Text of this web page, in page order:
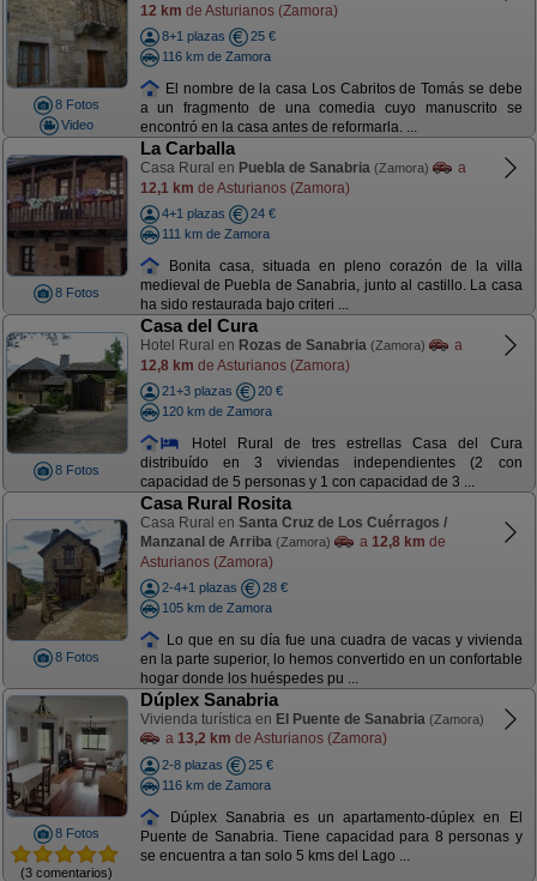
8 Fotos
Video
12 km de Asturianos (Zamora)
8+1 plazas
25 €
116 km de Zamora
El nombre de la casa Los Cabritos de Tomás se debe
a un fragmento de una comedia cuyo manuscrito se
encontró en la casa antes de reformarla. ...
8 Fotos
La Carballa
Casa Rural en Puebla de Sanabria (Zamora)
a
12,1 km de Asturianos (Zamora)
4+1 plazas
24 €
111 km de Zamora
Bonita casa, situada en pleno corazón de la villa
medieval de Puebla de Sanabria, junto al castillo. La casa
ha sido restaurada bajo criteri ...
8 Fotos
Casa del Cura
Hotel Rural en Rozas de Sanabria (Zamora)
a
12,8 km de Asturianos (Zamora)
21+3 plazas
20 €
120 km de Zamora
Hotel Rural de tres estrellas Casa del Cura
distribuído en 3 viviendas independientes (2 con
capacidad de 5 personas y 1 con capacidad de 3 ...
8 Fotos
Casa Rural Rosita
Casa Rural en Santa Cruz de Los Cuérragos /
Manzanal de Arriba (Zamora) a 12,8 km de
Asturianos (Zamora)
2-4+1 plazas
28 €
105 km de Zamora
Lo que en su día fue una cuadra de vacas y vivienda
en la parte superior, lo hemos convertido en un confortable
hogar donde los huéspedes pu ...
8 Fotos
(3 comentarios)
Dúplex Sanabria
Vivienda turística en El Puente de Sanabria (Zamora)
a 13,2 km de Asturianos (Zamora)
2-8 plazas
25 €
116 km de Zamora
Dúplex Sanabria es un apartamento-dúplex en El
Puente de Sanabria. Tiene capacidad para 8 personas y
se encuentra a tan solo 5 kms del Lago ...